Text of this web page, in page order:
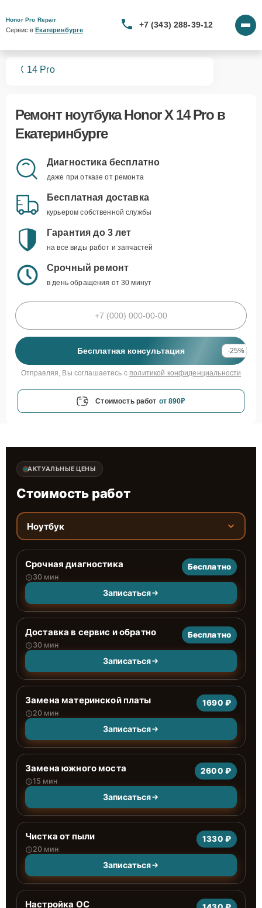
Honor Pro Repair
Сервис в Екатеринбурге
+7 (343) 288-39-12
X 14 Pro
Ремонт ноутбука Honor X 14 Proв
Екатеринбурге
Диагностика бесплатно
даже при отказе от ремонта
Бесплатная доставка
курьером собственной службы
Гарантия до 3 лет
на все виды работ и запчастей
Срочный ремонт
в день обращения от 30 минут
Бесплатная консультация -25%
Отправляя, Вы соглашаетесь с политикой конфиденциальности
Стоимость работ от 890₽
АКТУАЛЬНЫЕ ЦЕНЫ
Стоимость работ
Ноутбук
Срочная диагностика
30 мин
Бесплатно
Записаться
Доставка в сервис и обратно
30 мин
Бесплатно
Записаться
Замена материнской платы
20 мин
1690 ₽
Записаться
Замена южного моста
15 мин
2600 ₽
Записаться
Чистка от пыли
20 мин
1330 ₽
Записаться
Настройка ОС